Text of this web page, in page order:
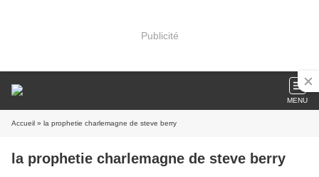
Publicité
MENU
Accueil » la prophetie charlemagne de steve berry
la prophetie charlemagne de steve berry